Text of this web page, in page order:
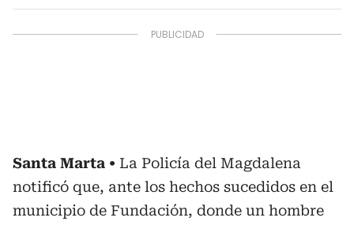
Santa Marta
La Policía del Magdalena
notificó que, ante los hechos sucedidos en el
municipio de Fundación, donde un hombre